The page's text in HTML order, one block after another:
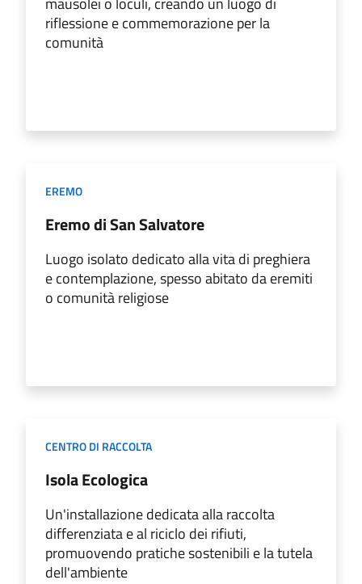
riflessione e commemorazione per la
comunità
EREMO
Eremo di San Salvatore
Luogo isolato dedicato alla vita di preghiera
e contemplazione, spesso abitato da eremiti
o comunità religiose
CENTRO DI RACCOLTA
Isola Ecologica
Un'installazione dedicata alla raccolta
differenziata e al riciclo dei rifiuti,
promuovendo pratiche sostenibili e la tutela
dell'ambiente